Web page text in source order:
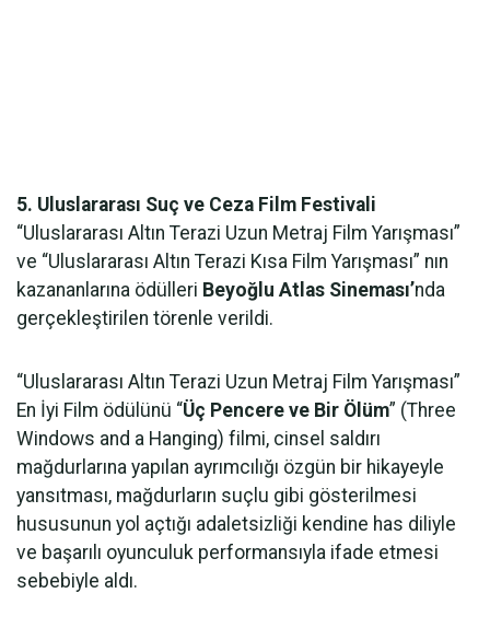
5. Uluslararası Suç ve Ceza Film Festivali
“Uluslararası Altın Terazi Uzun Metraj Film Yarışması”
ve “Uluslararası Altın Terazi Kısa Film Yarışması” nın
kazananlarına ödülleri Beyoğlu Atlas Sineması’nda
gerçekleştirilen törenle verildi.
“Uluslararası Altın Terazi Uzun Metraj Film Yarışması”
En İyi Film ödülünü “Üç Pencere ve Bir Ölüm” (Three
Windows and a Hanging) filmi, cinsel saldırı
mağdurlarına yapılan ayrımcılığı özgün bir hikayeyle
yansıtması, mağdurların suçlu gibi gösterilmesi
hususunun yol açtığı adaletsizliği kendine has diliyle
ve başarılı oyunculuk performansıyla ifade etmesi
sebebiyle aldı.